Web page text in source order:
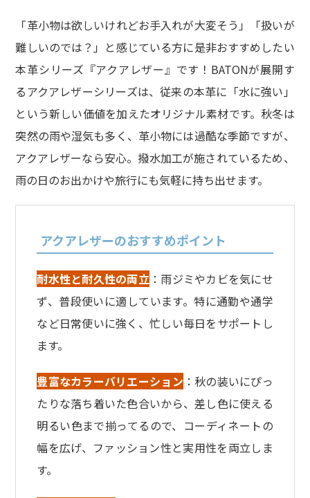
「革小物は欲しいけれどお手入れが大変そう」「扱いが
難しいのでは？」と感じている方に是非おすすめしたい
本革シリーズ『アクアレザー』です！BATONが展開す
るアクアレザーシリーズは、従来の本革に「水に強い」
という新しい価値を加えたオリジナル素材です。秋冬は
突然の雨や湿気も多く、革小物には過酷な季節ですが、
アクアレザーなら安心。撥水加工が施されているため、
雨の日のお出かけや旅行にも気軽に持ち出せます。
アクアレザーのおすすめポイント
耐水性と耐久性の両立 ：雨ジミやカビを気にせ
ず、普段使いに適しています。特に通勤や通学
など日常使いに強く、忙しい毎日をサポートし
ます。
豊富なカラーバリエーション ：秋の装いにぴっ
たりな落ち着いた色合いから、差し色に使える
明るい色まで揃ってるので、コーディネートの
幅を広げ、ファッション性と実用性を両立しま
す。